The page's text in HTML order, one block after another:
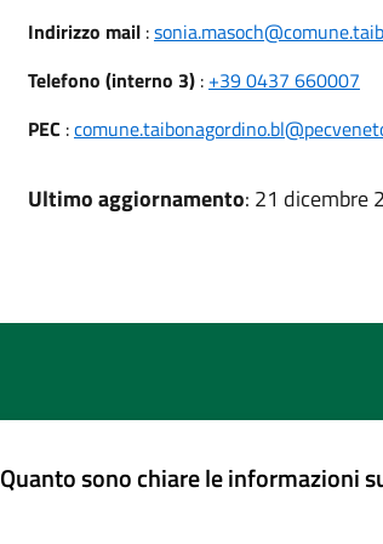
Indirizzo mail:
Telefono (interno 3): +39 0437 660007
PEC :
Ultimo aggiornamento: 21 dicembre
Quanto sono chiare le informazioni